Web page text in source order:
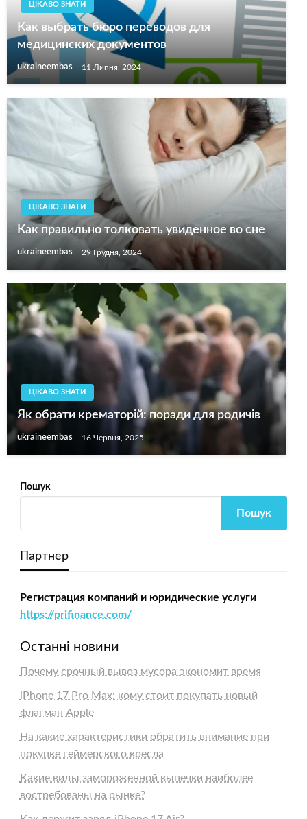
ЦІКАВО ЗНАТИ
Как выбрать бюро переводов для
медицинских документов
ukraineembas 11 Липня, 2024
ЦІКАВО ЗНАТИ
Как правильно толковать увиденное во сне
ukraineembas 29 Грудня, 2024
ЦІКАВО ЗНАТИ
Як обрати крематорій: поради для родичів
ukraineembas 16 Червня, 2025
Пошук
Пошук
Партнер
Регистрация компаний и юридические услуги
https://prifinance.com/
Останні новини
Почему срочный вывоз мусора экономит время
iPhone 17 Pro Max: кому стоит покупать новый
флагман Apple
На какие характеристики обратить внимание при
покупке геймерского кресла
Какие виды замороженной выпечки наиболее
востребованы на рынке?